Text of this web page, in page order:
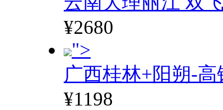
¥2680
">
广西桂林+阳朔-高
¥1198